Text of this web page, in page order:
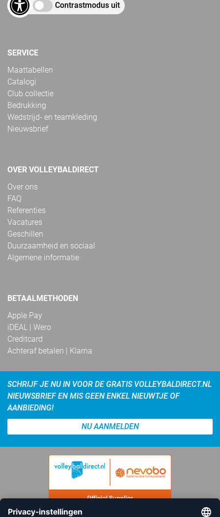
Contrastmodus uit
SERVICE
Maattabellen
Catalogi
Club collectie
Bedrukking
Wedstrijd- en teamkleding
Nieuwsbrief
OVER VOLLEYBALDIRECT
Over ons
FAQ
Referenties
Vacatures
Geschillen
Duurzaamheid en sociaal
Algemene informatie
BETAALMETHODEN
Apple Pay
iDEAL | Wero
Creditcard
Achteraf betalen | Klarna
SCHRIJF JE NU IN VOOR DE GRATIS VOLLEYBALDIRECT.NL
NIEUWSBRIEF EN MIS GEEN ENKEL NIEUWTJE OF
AANBIEDING!
NU AANMELDEN